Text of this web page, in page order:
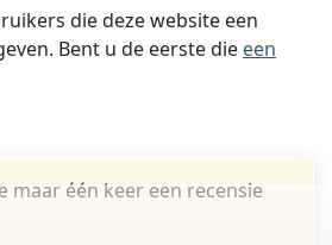
die deze website een
Bent u de eerste die een
maar één keer een recensie